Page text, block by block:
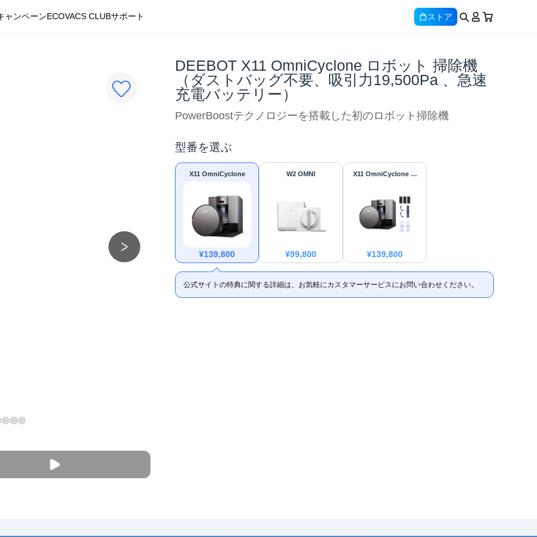
ャンペーンECOVACS CLUBサポート ストア
DEEBOT X11 OmniCyclone ロボット 掃除機
（ダストバッグ不要、吸引力19,500Pa 、急速
充電バッテリー）
PowerBoostテクノロジーを搭載した初のロボット掃除機
型番を選ぶ
X11 OmniCyclone
¥139,800
W2 OMNI
¥99,800
X11 OmniCyclone セ
¥139,800
公式サイトの特典に関する詳細は、お気軽にカスタマーサービスにお問い合わせください。